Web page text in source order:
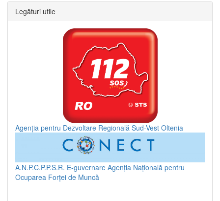
Legături utile
Agenția pentru Dezvoltare Regională Sud-Vest Oltenia
A.N.P.C.P.P.S.R. E-guvernare Agenția Națională pentru
Ocuparea Forței de Muncă